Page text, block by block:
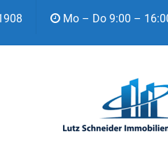
Mo – Do 9:00 –